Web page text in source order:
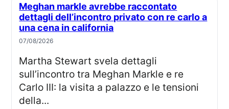
Meghan markle avrebbe raccontato
dettagli dell’incontro privato con re carlo a
una cena in california
07/08/2026
Martha Stewart svela dettagli
sull’incontro tra Meghan Markle e re
Carlo III: la visita a palazzo e le tensioni
della...